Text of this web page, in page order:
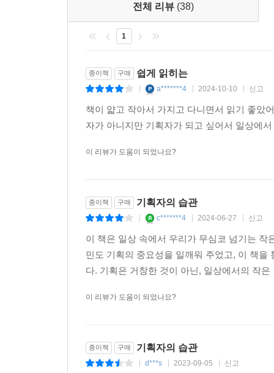
전체 리뷰 (38)
1
종이책 구매 쉽게 읽히는
a*******4 2024-10-10 신고
책이 얇고 작아서 가지고 다니면서 읽기 좋았
자가 아니지만 기획자가 되고 싶어서 일상에
이 리뷰가 도움이 되었나요?
종이책 구매 기획자의 습관
c*******4 2024-06-27 신고
이 책은 일상 속에서 우리가 무심코 넘기는
민도 기획의 중요성을 일깨워 주었고, 이 책
다. 기획은 거창한 것이 아닌, 일상에서의 작
이 리뷰가 도움이 되었나요?
종이책 구매 기획자의 습관
d***s 2023-09-05 신고